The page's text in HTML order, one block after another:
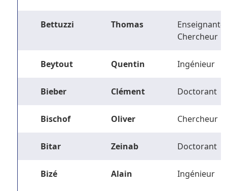
Bettuzzi Thomas
Enseignant-
Chercheur
Beytout Quentin Ingénieur
Bieber Clément Doctorant
Bischof Oliver Chercheur
Bitar Zeinab Doctorant
Bizé Alain Ingénieur